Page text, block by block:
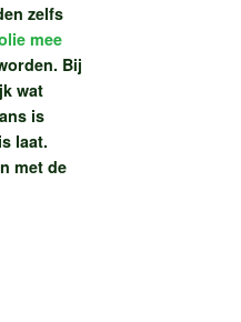
zelfs
mee
Bij
wat
is
laat.
met de